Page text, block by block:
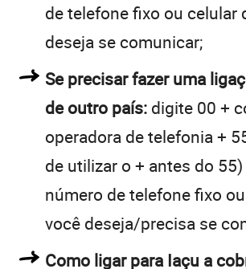
de telefone fixo ou celular
deseja se comunicar;
Se precisar fazer uma
de outro país: digite 00 +
operadora de telefonia +
de utilizar o + antes do
número de telefone fixo
você deseja/precisa se
Como ligar para Iaçu a